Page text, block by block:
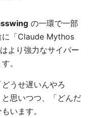
の一環で一部
に「Claude Mythos
より強力なサイバー
。
うせ遅いんやろ
思いつつ、「どんだ
います。